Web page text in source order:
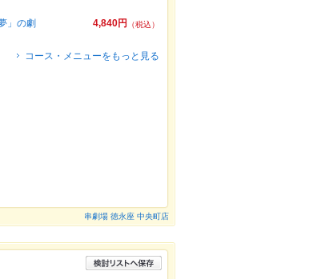
4,840円
（税込）
」の劇
コース・メニューをもっと見る
串劇場 徳永座 中央町店